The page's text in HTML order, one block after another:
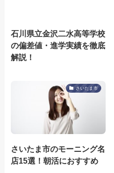
石川県立金沢二水高等学校
の偏差値・進学実績を徹底
解説！
さいたま市
さいたま市のモーニング名
店15選！朝活におすすめ